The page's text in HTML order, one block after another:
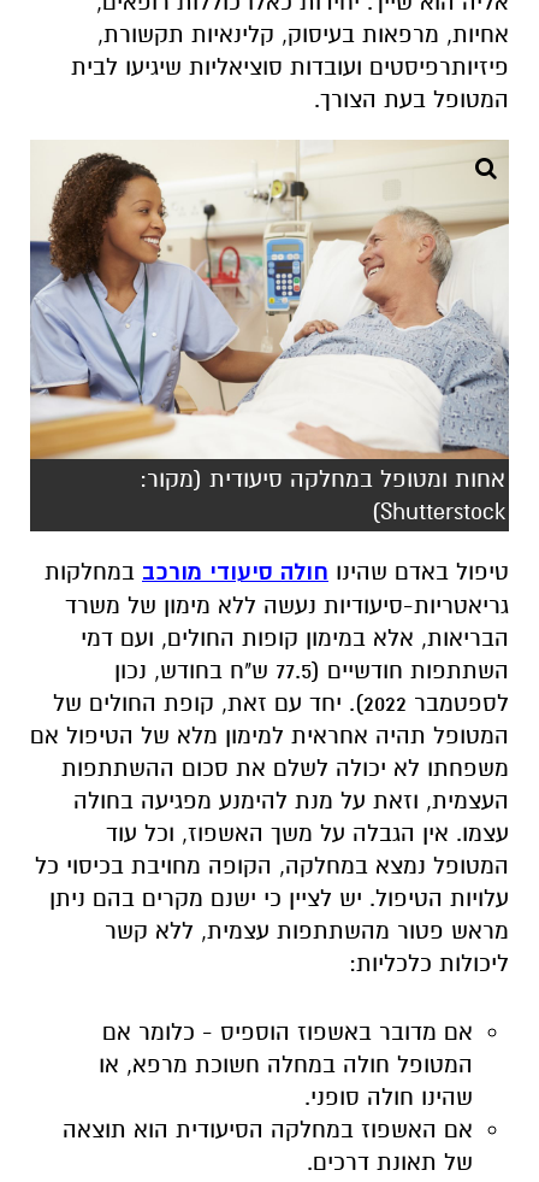
אחיות, מרפאות בעיסוק, קלינאיות תקשורת,
פיזיותרפיסטים ועובדות סוציאליות שיגיעו לבית
המטופל בעת הצורך.
אחות ומטופל במחלקה סיעודית (מקור:
Shutterstock)
טיפול באדם שהינו חולה סיעודי מורכב במחלקות
גריאטריות-סיעודיות נעשה ללא מימון של משרד
הבריאות, אלא במימון קופות החולים, ועם דמי
השתתפות חודשיים (77.5 ש"ח בחודש, נכון
לספטמבר 2022). יחד עם זאת, קופת החולים של
המטופל תהיה אחראית למימון מלא של הטיפול אם
משפחתו לא יכולה לשלם את סכום ההשתתפות
העצמית, וזאת על מנת להימנע מפגיעה בחולה
עצמו. אין הגבלה על משך האשפוז, וכל עוד
המטופל נמצא במחלקה, הקופה מחויבת בכיסוי כל
עלויות הטיפול. יש לציין כי ישנם מקרים בהם ניתן
מראש פטור מהשתתפות עצמית, ללא קשר
ליכולות כלכליות:
אם מדובר באשפוז הוספיס - כלומר אם
המטופל חולה במחלה חשוכת מרפא, או
שהינו חולה סופני.
אם האשפוז במחלקה הסיעודית הוא תוצאה
של תאונת דרכים.